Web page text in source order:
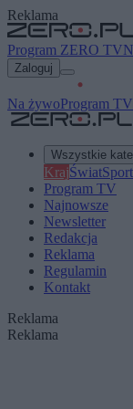
Reklama
Program ZERO TV
Zaloguj
Na żywoProgram TV
Wszystkie
KrajŚwiatSport
Program TV
Najnowsze
Newsletter
Redakcja
Reklama
Regulamin
Kontakt
Reklama
Reklama